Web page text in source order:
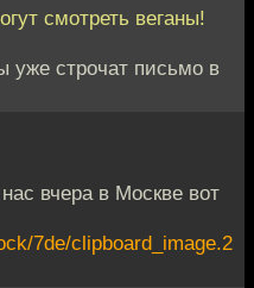
смотреть веганы!
уже строчат письмо в
вчера в Москве вот
7de/clipboard_image.2